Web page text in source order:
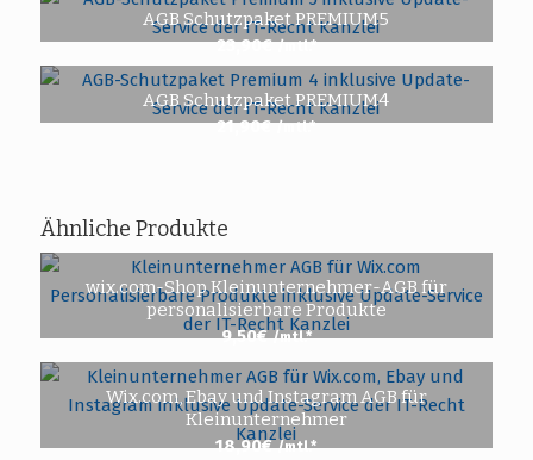
AGB Schutzpaket PREMIUM5
23,90€ /mtl.*
AGB Schutzpaket PREMIUM4
21,90€ /mtl.*
Ähnliche Produkte
wix.com-Shop Kleinunternehmer-AGB für
personalisierbare Produkte
9,50€ /mtl.*
Wix.com, Ebay und Instagram AGB für
Kleinunternehmer
18,90€ /mtl.*